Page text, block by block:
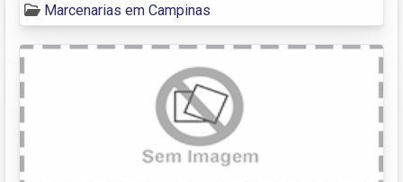
Marcenarias em Campinas